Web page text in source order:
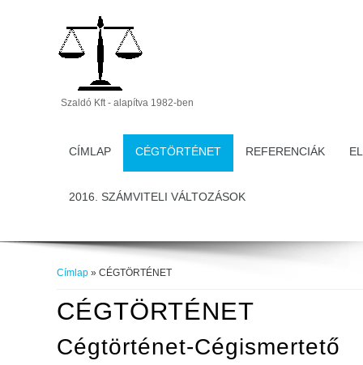
Szaldó Kft - alapítva 1982-ben
CÍMLAP CÉGTÖRTÉNET REFERENCIÁK
2016. SZÁMVITELI VÁLTOZÁSOK
Címlap » CÉGTÖRTÉNET
CÉGTÖRTÉNET
Cégtörténet-Cégismertető